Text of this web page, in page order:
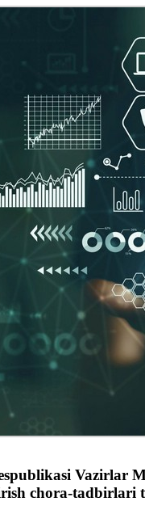
chora-tadbirlari